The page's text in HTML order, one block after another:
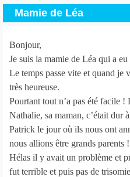
Mamie de Léa
Bonjour,
Je suis la mamie de Léa qui a
Le temps passe vite et quand je
très heureuse.
Pourtant tout n’a pas été facile !
Nathalie, sa maman, c’était dur
Patrick le jour où ils nous ont
nous allions être grands parents !
Hélas il y avait un problème et
fut terrible et puis pas de